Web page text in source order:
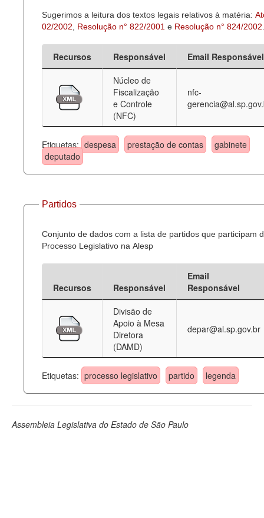
Sugerimos a leitura dos textos legais relativos à matéria:
02/2002
Resolução n° 822/2001 e Resolução n° 824/2002
Recursos Responsável
Email Responsável
Núcleo de
Fiscalização
e Controle
(NFC)
nfc-
Etiquetas: despesa prestação de contas
gabinete
deputado
Partidos
Conjunto de dados com a lista de partidos que participam
Processo Legislativo na Alesp
Recursos Responsável
Email
Responsável
Divisão de
Apoio à Mesa
Diretora
(DAMD)
depar@al.sp.gov.br
Etiquetas: processo legislativo partido legenda
Assembleia Legislativa do Estado de São Paulo